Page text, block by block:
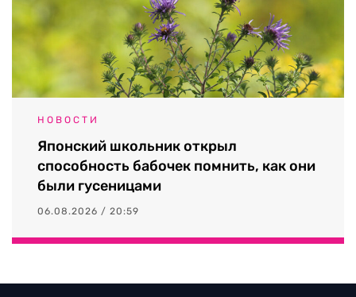
НОВОСТИ
Японский школьник открыл
способность бабочек помнить, как они
были гусеницами
06.08.2026 / 20:59